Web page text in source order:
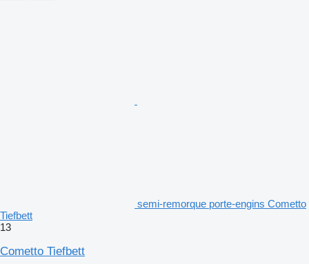
semi-remorque porte-engins Cometto
Tiefbett
13
Cometto Tiefbett